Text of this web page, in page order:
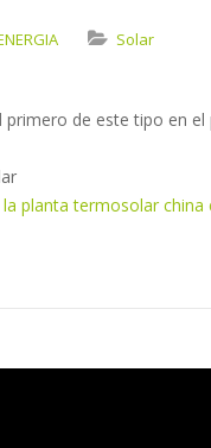
Solar
de este tipo en
la planta termosolar